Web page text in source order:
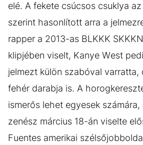
elé. A fekete csúcsos csuklya az
szerint hasonlított arra a
rapper a 2013-as BLKKK
klipjében viselt, Kanye West
jelmezt külön szabóval varratta,
fehér darabja is. A
ismerős lehet egyesek számára,
zenész március 18-án viselte
Fuentes amerikai